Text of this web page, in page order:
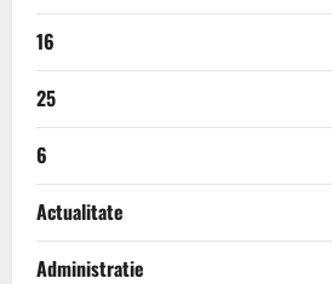
16
25
6
Actualitate
Administratie